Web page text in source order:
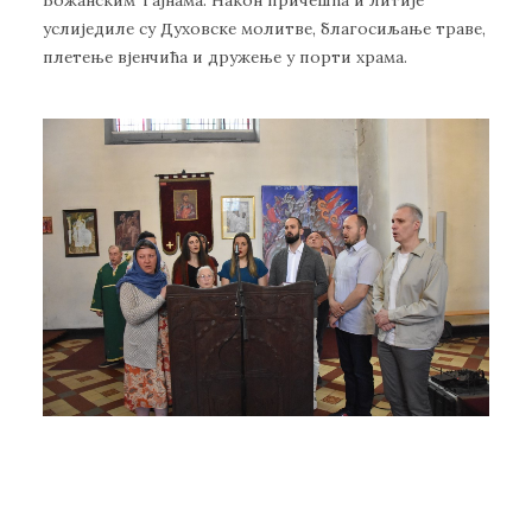
услиједиле су Духовске молитве, благосиљање траве,
плетење вјенчића и дружење у порти храма.